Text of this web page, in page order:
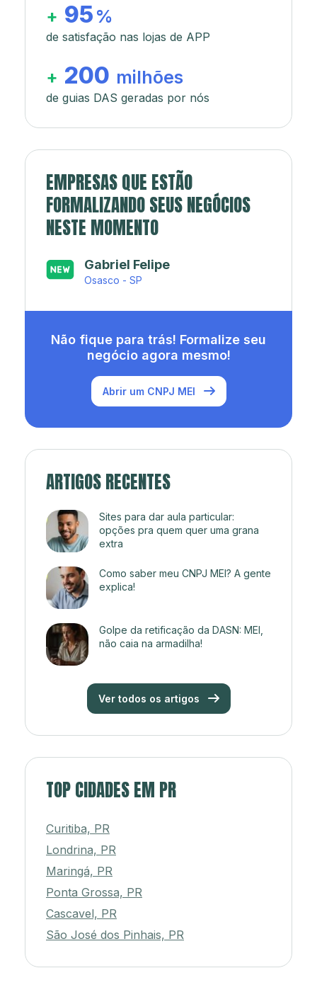
+ 95 %
de satisfação nas lojas de APP
+ 200 milhões
de guias DAS geradas por nós
EMPRESAS QUE ESTÃO
FORMALIZANDO SEUS NEGÓCIOS
NESTE MOMENTO
Japa’s açaí e sorveteria
Rio de Janeiro - RJ
Não fique para trás! Formalize seu
negócio agora mesmo!
Abrir um CNPJ MEI
ARTIGOS RECENTES
Sites para dar aula particular:
opções pra quem quer uma grana
extra
Como saber meu CNPJ MEI? A gente
explica!
Golpe da retificação da DASN: MEI,
não caia na armadilha!
Ver todos os artigos
TOP CIDADES EM PR
Curitiba, PR
Londrina, PR
Maringá, PR
Ponta Grossa, PR
Cascavel, PR
São José dos Pinhais, PR